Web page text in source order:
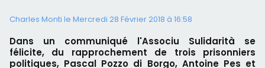
Charles Monti le Mercredi 28 Février 2018 à 16:58
Dans un communiqué l'Associu Sulidarità se
félicite, du rapprochement de trois prisonniers
politiques, Pascal Pozzo di Borgo, Antoine Pes et